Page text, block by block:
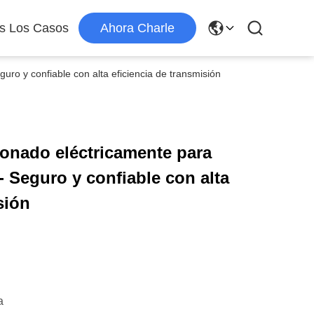
Los Casos Ahora Charle
y confiable con alta eficiencia de transmisión
eléctricamente para
Seguro y confiable con alta